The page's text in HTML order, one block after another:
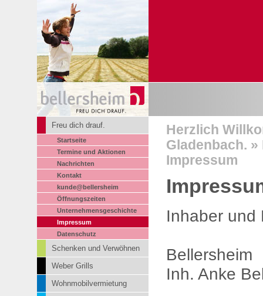
Freu dich drauf.
Startseite
Termine und Aktionen
Nachrichten
Kontakt
kunde@bellersheim
Öffnungszeiten
Unternehmensgeschichte
Impressum
Datenschutz
Schenken und Verwöhnen
Weber Grills
Wohnmobilvermietung
Herzlich
Gladenbach.
Impressum
Inhaber und
Bellersheim
Inh. Anke